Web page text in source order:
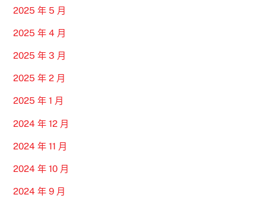
2025 年 5 月
2025 年 4 月
2025 年 3 月
2025 年 2 月
2025 年 1 月
2024 年 12 月
2024 年 11 月
2024 年 10 月
2024 年 9 月